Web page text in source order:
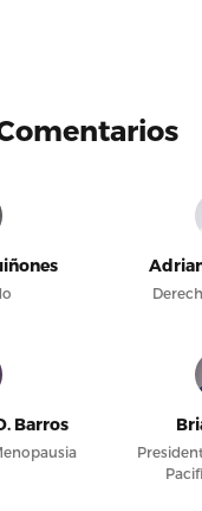
Barros